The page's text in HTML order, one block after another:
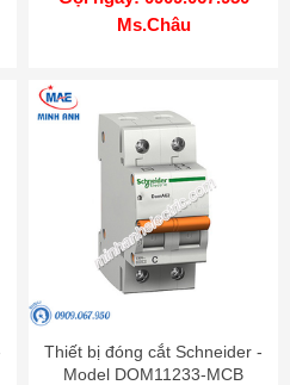
Ms.Châu
Thiết bị đóng cắt Schneider -
Model DOM11233-MCB